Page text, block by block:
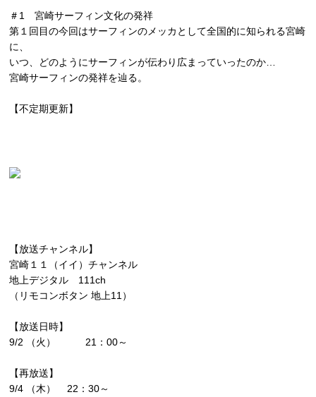
＃1 宮崎サーフィン文化の発祥
第１回目の今回はサーフィンのメッカとして全国的に知られる宮崎
に、
いつ、どのようにサーフィンが伝わり広まっていったのか…
宮崎サーフィンの発祥を辿る。
【不定期更新】
【放送チャンネル】
宮崎１１（イイ）チャンネル
地上デジタル 111ch
（リモコンボタン 地上11）
【放送日時】
9/2 （火） 21：00～
【再放送】
9/4 （木） 22：30～